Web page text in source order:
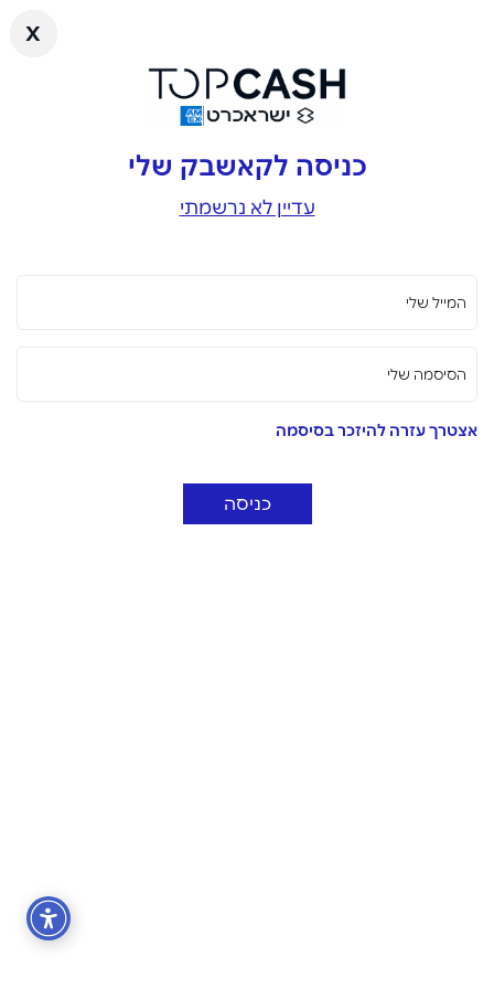
x
כניסה לקאשבק שלי
עדיין לא נרשמתי
המייל שלי
הסיסמה שלי
אצטרך עזרה להיזכר בסיסמה
כניסה